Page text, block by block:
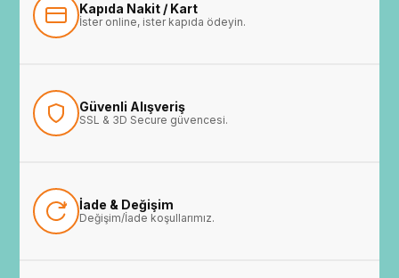
Kapıda Nakit / Kart
İster online, ister kapıda ödeyin.
Güvenli Alışveriş
SSL & 3D Secure güvencesi.
İade & Değişim
Değişim/İade koşullarımız.